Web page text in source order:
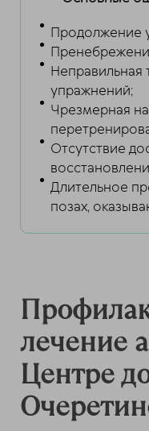
Продолжение
Неправильная
упражнений;
Чрезмерная
Отсутствие
Длительное
позах,
лечение
Центре